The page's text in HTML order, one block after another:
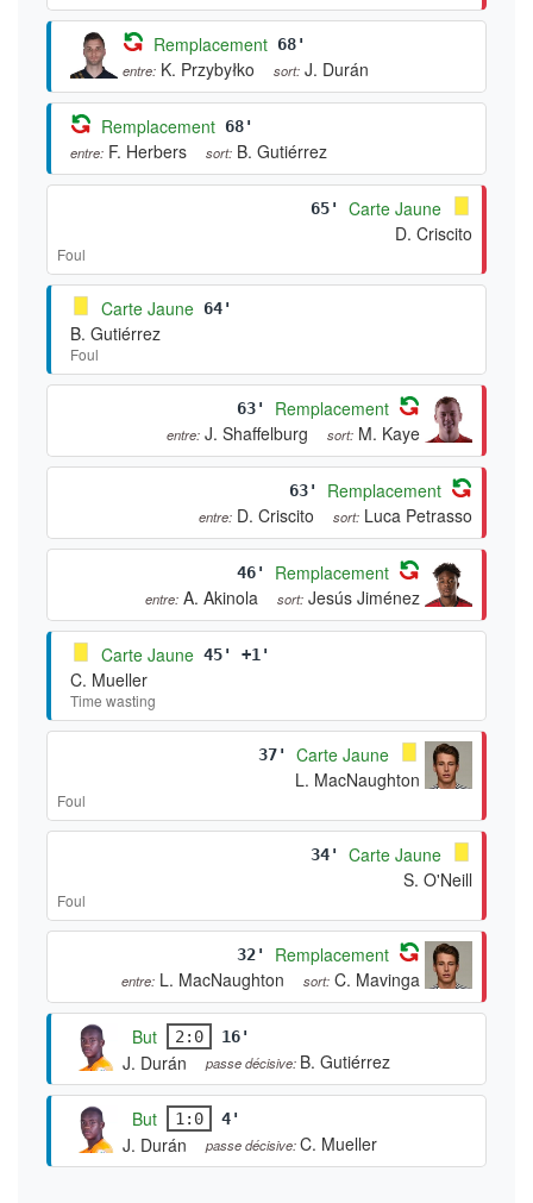
Remplacement 68'
entre: K. Przybyłko sort: J. Durán
Remplacement 68'
entre: F. Herbers sort: B. Gutiérrez
65'
Carte Jaune
D. Criscito
Foul
Carte Jaune 64'
B. Gutiérrez
Foul
63' Remplacement
entre: J. Shaffelburg sort: M. Kaye
63' Remplacement
entre: D. Criscito sort: Luca Petrasso
46' Remplacement
entre: A. Akinola sort: Jesús Jiménez
Carte Jaune 45' +1'
C. Mueller
Time wasting
37'
Carte Jaune
L. MacNaughton
Foul
34'
Carte Jaune
S. O'Neill
Foul
32' Remplacement
entre: L. MacNaughton sort: C. Mavinga
But 2:0 16'
J. Durán passe décisive: B. Gutiérrez
But 1:0 4'
J. Durán passe décisive:C. Mueller